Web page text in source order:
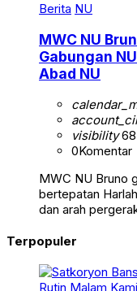
Berita NU
MWC NU
Gabungan
Abad NU
visibility68
0Komentar
MWC NU Bruno
bertepatan
dan arah
Terpopuler